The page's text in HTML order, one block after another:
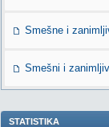
Smešne i
Smešni i
STATISTIKA